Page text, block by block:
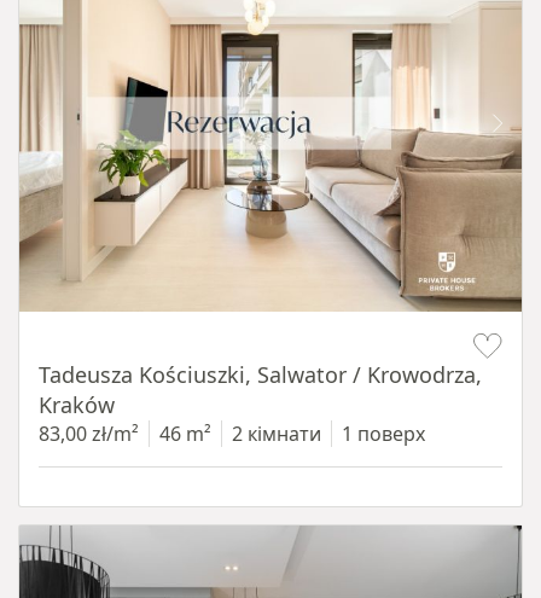
Tadeusza Kościuszki, Salwator / Krowodrza,
Kraków
83,00 zł/m² 46 m² 2 кімнати 1 поверх